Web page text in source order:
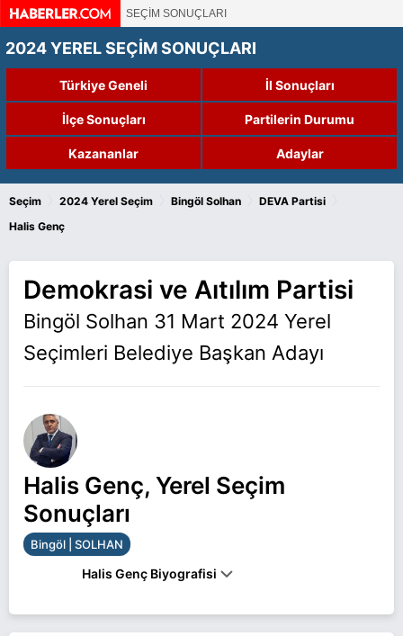
SEÇİM SONUÇLARI
2024 YEREL SEÇİM SONUÇLARI
Türkiye Geneli İl Sonuçları
İlçe Sonuçları Partilerin Durumu
Kazananlar Adaylar
Seçim 2024 Yerel Seçim Bingöl Solhan DEVA Partisi
Halis Genç
Demokrasi ve Aıtılım Partisi
Bingöl Solhan 31 Mart 2024 Yerel
Seçimleri Belediye Başkan Adayı
Halis Genç, Yerel Seçim
Sonuçları
Bingöl | SOLHAN
Halis Genç Biyografisi